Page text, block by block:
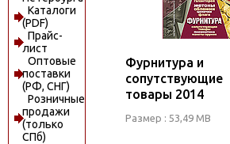
Каталоги
(PDF)
Прайс-
лист
Оптовые
поставки
(РФ, СНГ)
Розничные
продажи
(только
СПб)
Фурнитура и
сопутствующие
товары 2014
Размер : 53,49 MB